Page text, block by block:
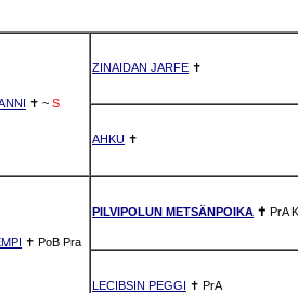
✝ ~ S
ZINAIDAN JARFE ✝
AHKU ✝
✝ PoB Pra
PILVIPOLUN METSÄNPOIKA ✝ PrA
LECIBSIN PEGGI ✝ PrA